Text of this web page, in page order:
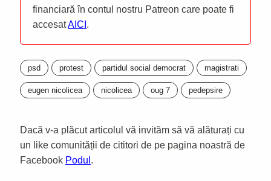
financiară în contul nostru Patreon care poate fi
accesatAICI .
psd protest partidul social democrat magistrati
eugen nicolicea nicolicea oug 7 pedepsire
Dacă v-a plăcut articolul vă invităm să vă alăturați cu
un like comunității de cititori de pe pagina noastră de
Facebook Podul .